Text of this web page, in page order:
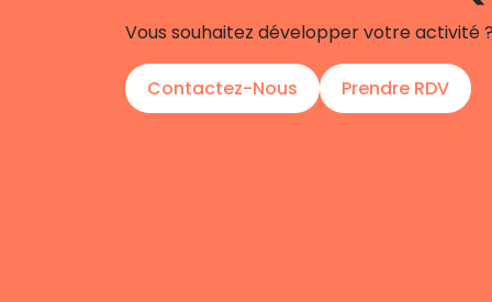
Vous souhaitez développer votre activité
Contactez-Nous Prendre RDV